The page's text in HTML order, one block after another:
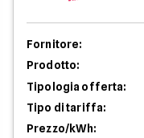
Fornitore:
Prodotto:
Tipologia offerta:
Tipo di tariffa:
Prezzo/kWh: